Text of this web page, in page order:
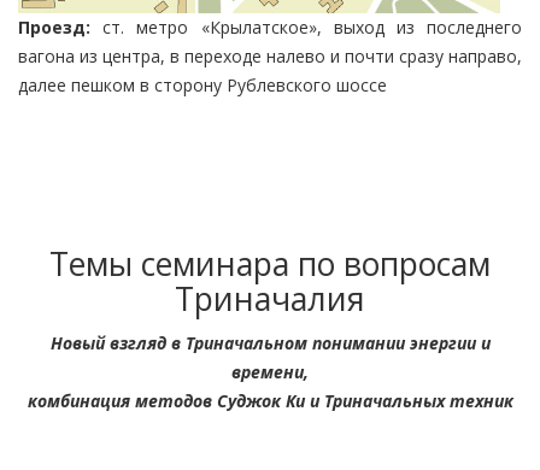
Проезд: ст. метро «Крылатское», выход из последнего
вагона из центра, в переходе налево и почти сразу направо,
далее пешком в сторону Рублевского шоссе
Темы семинара по вопросам
Триначалия
Новый взгляд в Триначальном понимании энергии и
времени,
комбинация методов Суджок Ки и Триначальных техник